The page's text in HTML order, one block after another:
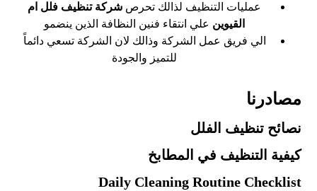
عمليات التنظيف لذالك تحرص شركة تنظيف فلل ام
القيوين علي انتقاء فنين النظافة الذين ينضمو
الي فريق عمل الشركة وذالك لان الشركة تسعي دائماً
للتميز والجودة
مصادرنا
نصائح تنظيف الفلل
كيفية التنظيف في المطابخ
Daily Cleaning Routine Checklist